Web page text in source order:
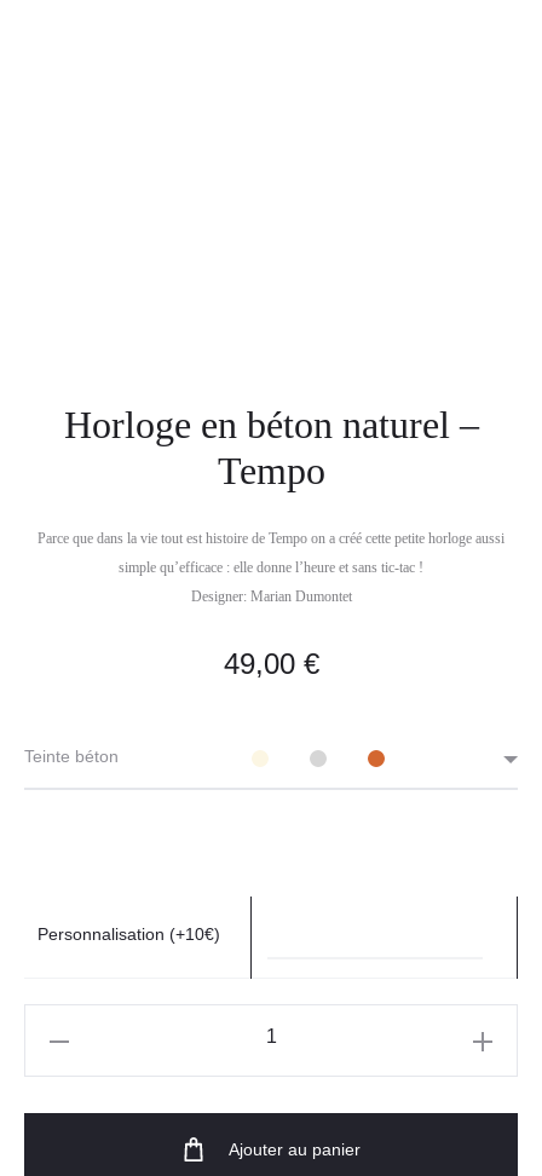
Horloge en béton naturel –
Tempo
Parce que dans la vie tout est histoire de Tempo on a créé cette petite horloge aussi
simple qu’efficace : elle donne l’heure et sans tic-tac !
Designer: Marian Dumontet
49,00 €
Teinte béton
Personnalisation (+10€)
Ajouter au panier